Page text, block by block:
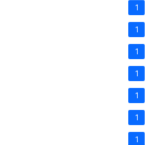
1
1
1
1
1
1
1